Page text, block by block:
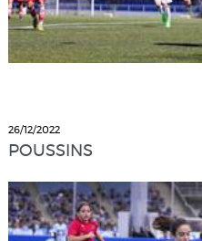
26/12/2022
POUSSINS